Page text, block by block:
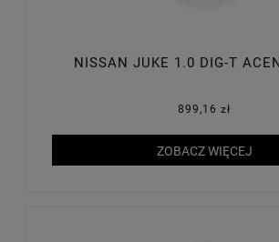
NISSAN JUKE 1.0 DIG-T
899,16 zł
ZOBACZ WIĘCEJ